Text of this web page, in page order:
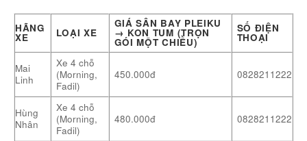
HÃNG
XE LOẠI XE
GIÁ SÂN BAY PLEIKU
→ KON TUM (TRỌN
GÓI MỘT CHIỀU)
SỐ ĐIỆN
THOẠI
Mai
Linh
Xe 4 chỗ
(Morning,
Fadil)
450.000đ 0828211222
Hùng
Nhân
Xe 4 chỗ
(Morning,
Fadil)
480.000đ 0828211222